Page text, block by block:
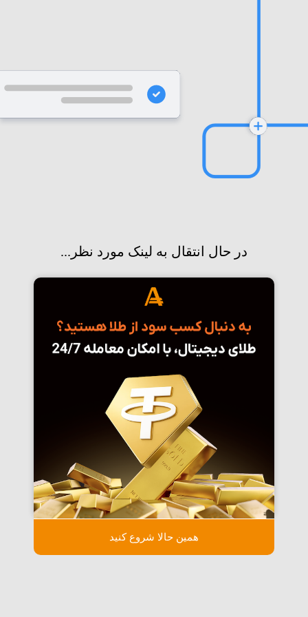
در حال انتقال به لینک مورد نظر...
همین حالا شروع کنید